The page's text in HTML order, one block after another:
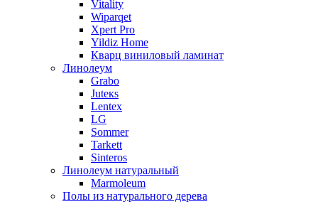
Vitality
Wiparqet
Xpert Pro
Yildiz Home
Кварц виниловый ламинат
Линолеум
Grabo
Juteкs
Lentex
LG
Sommer
Tarkett
Sinteros
Линолеум натуральный
Marmoleum
Полы из натурального дерева